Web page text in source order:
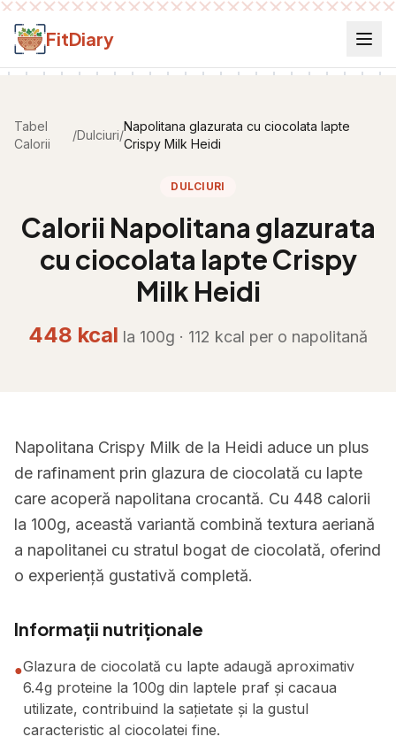
Salt la conținut
FitDiary
Tabel
Calorii
/Dulciuri/
Napolitana glazurata cu ciocolata lapte
Crispy Milk Heidi
DULCIURI
Calorii Napolitana glazurata
cu ciocolata lapte Crispy
Milk Heidi
448 kcal la 100g · 112 kcal per o napolitană
Napolitana Crispy Milk de la Heidi aduce un plus
de rafinament prin glazura de ciocolată cu lapte
care acoperă napolitana crocantă. Cu 448 calorii
la 100g, această variantă combină textura aeriană
a napolitanei cu stratul bogat de ciocolată, oferind
o experiență gustativă completă.
Informații nutriționale
●Glazura de ciocolată cu lapte adaugă aproximativ
6.4g proteine la 100g din laptele praf și cacaua
utilizate, contribuind la sațietate și la gustul
caracteristic al ciocolatei fine.